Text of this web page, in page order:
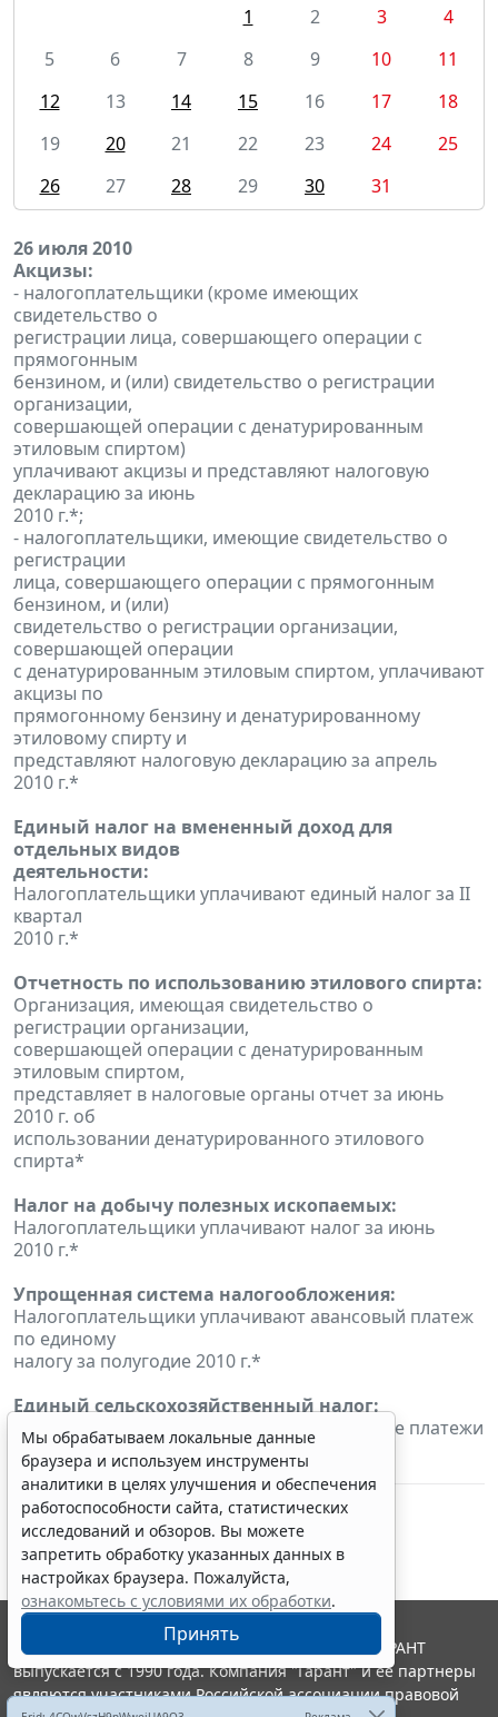
1
2 3
4
5
6 7 8 9 10
11
12
13 14 15 16 17
18
19
20 21 22 23 24
25
26
27 28 29 30 31
26 июля 2010
Акцизы:
- налогоплательщики (кроме имеющих
свидетельство о
регистрации лица, совершающего операции с
прямогонным
бензином, и (или) свидетельство о регистрации
организации,
совершающей операции с денатурированным
этиловым спиртом)
уплачивают акцизы и представляют налоговую
декларацию за июнь
2010 г.*;
- налогоплательщики, имеющие свидетельство о
регистрации
лица, совершающего операции с прямогонным
бензином, и (или)
свидетельство о регистрации организации,
совершающей операции
с денатурированным этиловым спиртом, уплачивают
акцизы по
прямогонному бензину и денатурированному
этиловому спирту и
представляют налоговую декларацию за апрель
2010 г.*
Единый налог на вмененный доход для
отдельных видов
деятельности:
Налогоплательщики уплачивают единый налог за II
квартал
2010 г.*
Отчетность по использованию этилового спирта:
Организация, имеющая свидетельство о
регистрации организации,
совершающей операции с денатурированным
этиловым спиртом,
представляет в налоговые органы отчет за июнь
2010 г. об
использовании денатурированного этилового
спирта*
Налог на добычу полезных ископаемых:
Налогоплательщики уплачивают налог за июнь
2010 г.*
Упрощенная система налогообложения:
Налогоплательщики уплачивают авансовый платеж
по единому
налогу за полугодие 2010 г.*
Единый сельскохозяйственный налог:
Налогоплательщики уплачивают авансовые платежи
по налогу за
первое полугодие 2010 г.*
Мы обрабатываем локальные данные
браузера и используем инструменты
аналитики в целях улучшения и обеспечения
работоспособности сайта, статистических
исследований и обзоров. Вы можете
запретить обработку указанных данных в
настройках браузера. Пожалуйста,
ознакомьтесь с условиями их обработки.
Принять
© ООО "НПП "ГАРАНТ-СЕРВИС", 2026. Система ГАРАНТ
выпускается с 1990 года. Компания "Гарант" и ее партнеры
являются участниками Российской ассоциации правовой